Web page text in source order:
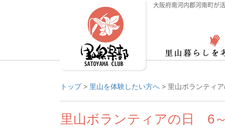
大阪府南河内郡河南町が
トップ> 里山を体験したい方へ > 里山ボランティ
里山ボランティアの日 6